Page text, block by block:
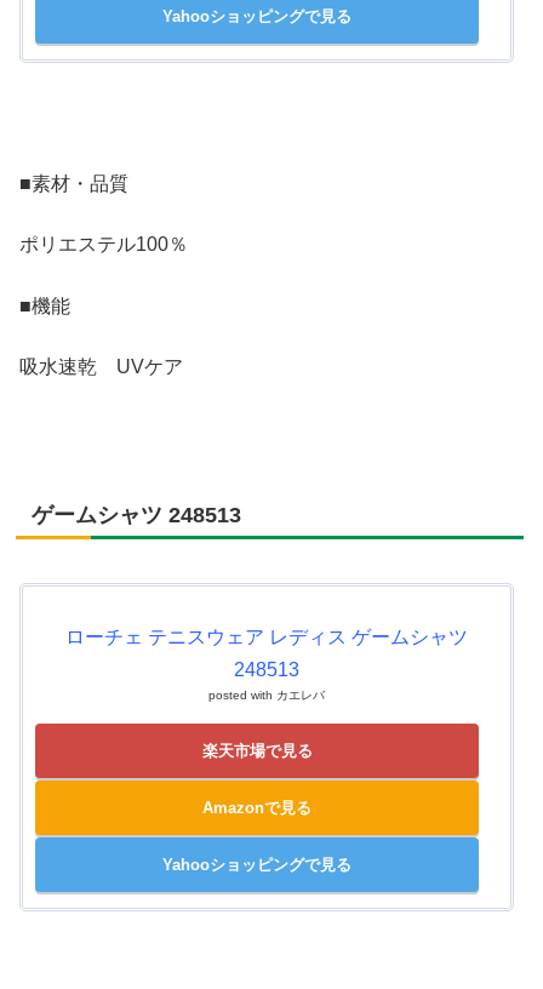
Yahooショッピングで見る
■素材・品質
ポリエステル100％
■機能
吸水速乾 UVケア
ゲームシャツ 248513
ローチェ テニスウェア レディス ゲームシャツ
248513
posted with カエレバ
楽天市場で見る
Amazonで見る
Yahooショッピングで見る